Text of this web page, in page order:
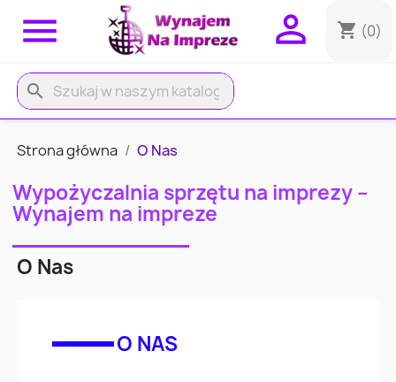
 shopping_cart (0)

search
Strona główna O Nas
Wypożyczalnia sprzętu na imprezy –
Wynajem na impreze
O Nas
O NAS